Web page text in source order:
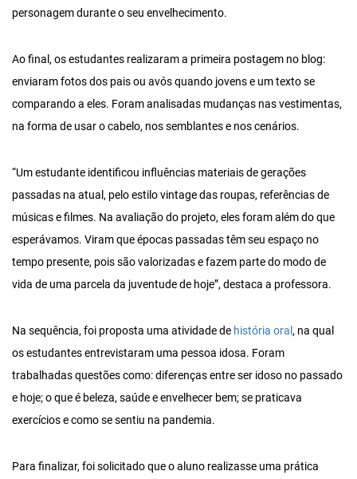
personagem durante o seu envelhecimento.
Ao final, os estudantes realizaram a primeira postagem no blog:
enviaram fotos dos pais ou avós quando jovens e um texto se
comparando a eles. Foram analisadas mudanças nas vestimentas,
na forma de usar o cabelo, nos semblantes e nos cenários.
“Um estudante identificou influências materiais de gerações
passadas na atual, pelo estilo vintage das roupas, referências de
músicas e filmes. Na avaliação do projeto, eles foram além do que
esperávamos. Viram que épocas passadas têm seu espaço no
tempo presente, pois são valorizadas e fazem parte do modo de
vida de uma parcela da juventude de hoje”, destaca a professora.
Na sequência, foi proposta uma atividade de história oral , na qual
os estudantes entrevistaram uma pessoa idosa. Foram
trabalhadas questões como: diferenças entre ser idoso no passado
e hoje; o que é beleza, saúde e envelhecer bem; se praticava
exercícios e como se sentiu na pandemia.
Para finalizar, foi solicitado que o aluno realizasse uma prática